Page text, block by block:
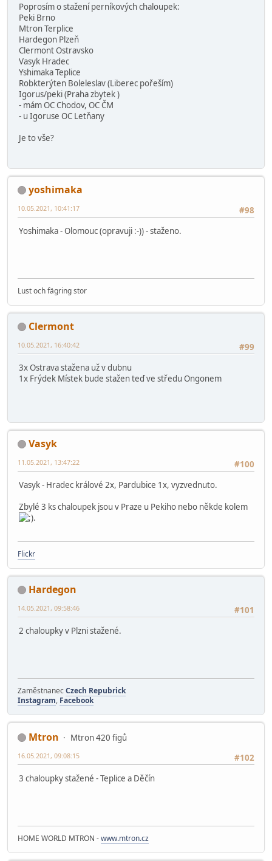
Poprosím o stažení perníkových chaloupek:
Peki Brno
Mtron Terplice
Hardegon Plzeň
Clermont Ostravsko
Vasyk Hradec
Yshimaka Teplice
Robkterýten Boleleslav (Liberec pořeším)
Igorus/peki (Praha zbytek )
- mám OC Chodov, OC ČM
- u Igoruse OC Letňany
Je to vše?
yoshimaka
#98
10.05.2021, 10:41:17
Yoshimaka - Olomouc (opravuji :-)) - staženo.
Lust och fägring stor
Clermont
#99
10.05.2021, 16:40:42
3x Ostrava stažena už v dubnu
1x Frýdek Místek bude stažen teď ve středu Ongonem
Vasyk
#100
11.05.2021, 13:47:22
Vasyk - Hradec králové 2x, Pardubice 1x, vyzvednuto.
Zbylé 3 ks chaloupek jsou v Praze u Pekiho nebo někde kolem
.
Flickr
Hardegon
#101
14.05.2021, 09:58:46
2 chaloupky v Plzni stažené.
ZaměstnanecCzech Repubrick
Instagram, Facebook
Mtron
Mtron 420 figů
#102
16.05.2021, 09:08:15
3 chaloupky stažené - Teplice a Děčín
HOME WORLD MTRON -www.mtron.cz